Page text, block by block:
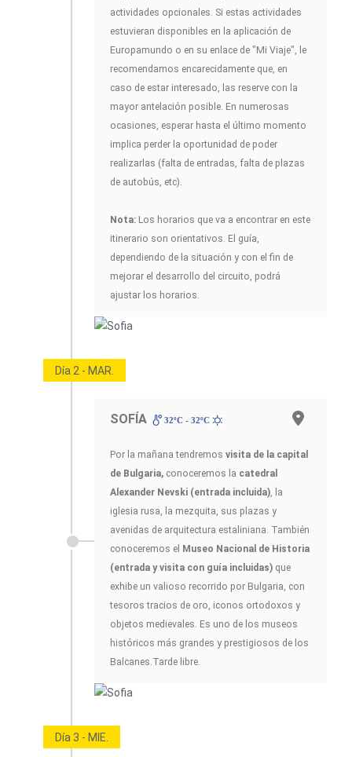
actividades opcionales. Si estas actividades
estuvieran disponibles en la aplicación de
Europamundo o en su enlace de "Mi Viaje", le
recomendamos encarecidamente que, en
caso de estar interesado, las reserve con la
mayor antelación posible. En numerosas
ocasiones, esperar hasta el último momento
implica perder la oportunidad de poder
realizarlas (falta de entradas, falta de plazas
de autobús, etc).
Nota: Los horarios que va a encontrar en este
itinerario son orientativos. El guía,
dependiendo de la situación y con el fin de
mejorar el desarrollo del circuito, podrá
ajustar los horarios.
Día 2 - MAR.
SOFÍA 32ºC - 32ºC
Por la mañana tendremos visita de la capital
de Bulgaria, conoceremos la catedral
Alexander Nevski (entrada incluida) , la
iglesia rusa, la mezquita, sus plazas y
avenidas de arquitectura estaliniana. También
conoceremos el Museo Nacional de Historia
(entrada y visita con guía incluidas) que
exhibe un valioso recorrido por Bulgaria, con
tesoros tracios de oro, iconos ortodoxos y
objetos medievales. Es uno de los museos
históricos más grandes y prestigiosos de los
Balcanes.Tarde libre.
Día 3 - MIE.